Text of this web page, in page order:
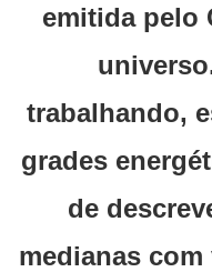
emitida pelo
trabalhando,
grades
de
medianas